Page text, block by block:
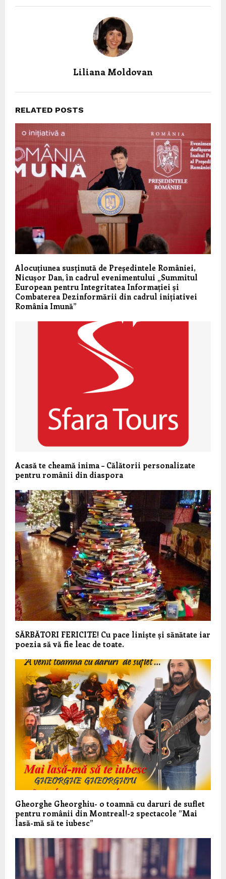
Liliana Moldovan
RELATED POSTS
Alocuțiunea susținută de Președintele României,
Nicușor Dan, în cadrul evenimentului „Summitul
European pentru Integritatea Informației și
Combaterea Dezinformării din cadrul inițiativei
România Imună”
Acasă te cheamă inima – Călătorii personalizate
pentru românii din diaspora
SĂRBĂTORI FERICITE! Cu pace liniște și sănătate iar
poezia să vă fie leac de toate.
Gheorghe Gheorghiu- o toamnă cu daruri de suflet
pentru românii din Montreal!-2 spectacole ”Mai
lasă-mă să te iubesc”